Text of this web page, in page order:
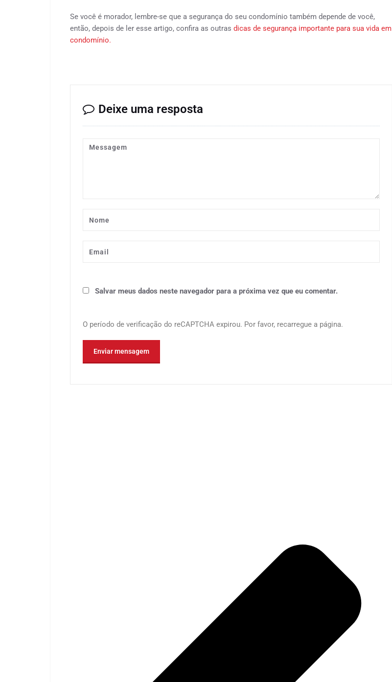
Se você é morador, lembre-se que a segurança do seu condomínio também depende de você,
então, depois de ler esse artigo, confira as outras dicas de segurança importante para sua vida em
condomínio.
Deixe uma resposta
Salvar meus dados neste navegador para a próxima vez que eu comentar.
O período de verificação do reCAPTCHA expirou. Por favor, recarregue a página.